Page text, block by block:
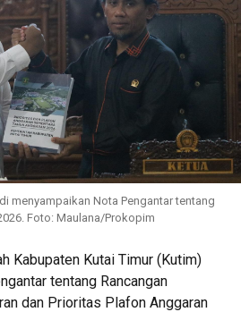
menyampaikan Nota Pengantar tentang
Foto: Maulana/Prokopim
Kabupaten Kutai Timur (Kutim)
tentang Rancangan
dan Prioritas Plafon Anggaran